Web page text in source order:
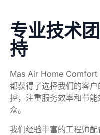
专业技术
持
Mas Air Home Comfort
都获得了选择我们的客
控，注重服务效率和节
众。
我们经验丰富的工程师